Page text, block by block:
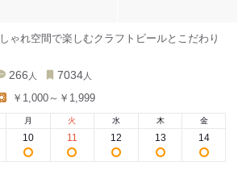
ゃれ空間で楽しむクラフトビールとこだわり
266 人 7034 人
￥1,000～￥1,999
月
10
火
11
水
12
木
13
金
14